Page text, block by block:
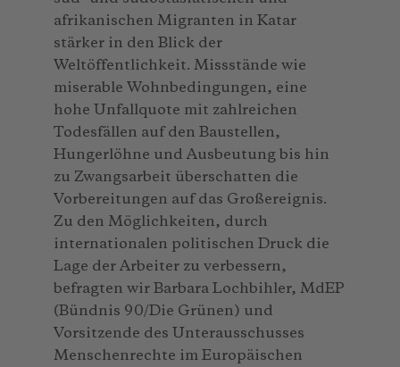
afrikanischen Migranten in Katar
stärker in den Blick der
Weltöffentlichkeit. Missstände wie
miserable Wohnbedingungen, eine
hohe Unfallquote mit zahlreichen
Todesfällen auf den Baustellen,
Hungerlöhne und Ausbeutung bis hin
zu Zwangsarbeit überschatten die
Vorbereitungen auf das Großereignis.
Zu den Möglichkeiten, durch
internationalen politischen Druck die
Lage der Arbeiter zu verbessern,
befragten wir Barbara Lochbihler, MdEP
(Bündnis 90/Die Grünen) und
Vorsitzende des Unterausschusses
Menschenrechte im Europäischen